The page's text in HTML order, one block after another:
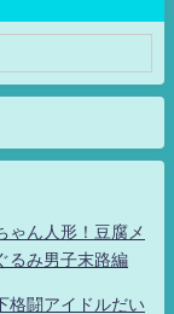
ん人形！豆腐メ
るみ男子末路編
闘アイドルだい